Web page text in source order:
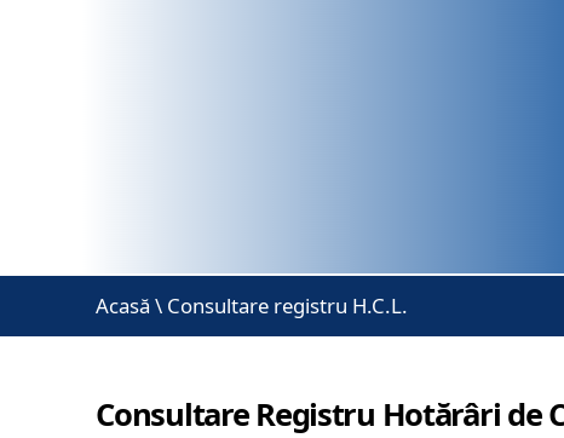
Acasă \ Consultare registru H.C.L.
Consultare Registru Hotărâri de